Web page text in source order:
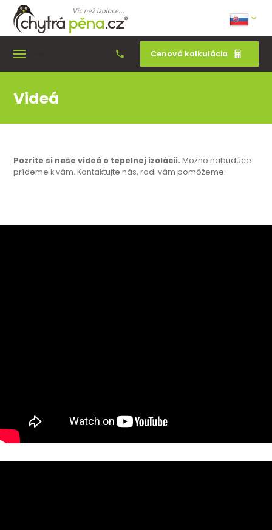
Cenová kalkulácia
Videá
Pozrite si naše videá o tepelnej izolácii. Možno nabudúce
prídeme k vám. Kontaktujte nás, radi vám pomôžeme.